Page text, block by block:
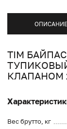
ОПИСАНИЕ
TIM
КЛАПАНОМ
Вес брутто, кг